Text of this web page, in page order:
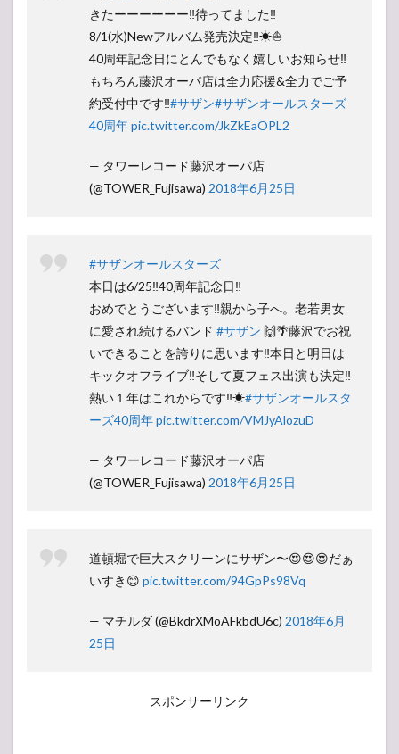
きたーーーーーー‼待ってました‼
8/1(水)Newアルバム発売決定‼☀⛵
40周年記念日にとんでもなく嬉しいお知らせ‼
もちろん藤沢オーパ店は全力応援&全力でご予
約受付中です‼#サザン#サザンオールスターズ
40周年pic.twitter.com/JkZkEaOPL2
— タワーレコード藤沢オーパ店
(@TOWER_Fujisawa) 2018年6月25日
#サザンオールスターズ
本日は6/25‼40周年記念日‼
おめでとうございます‼親から子へ。老若男女
に愛され続けるバンド #サザン 🙌🌴藤沢でお祝
いできることを誇りに思います‼本日と明日は
キックオフライブ‼そして夏フェス出演も決定‼
熱い１年はこれからです‼☀#サザンオールスタ
ーズ40周年pic.twitter.com/VMJyAlozuD
— タワーレコード藤沢オーパ店
(@TOWER_Fujisawa) 2018年6月25日
道頓堀で巨大スクリーンにサザン〜😍😍😍だぁ
いすき😊 pic.twitter.com/94GpPs98Vq
— マチルダ (@BkdrXMoAFkbdU6c) 2018年6月
25日
スポンサーリンク